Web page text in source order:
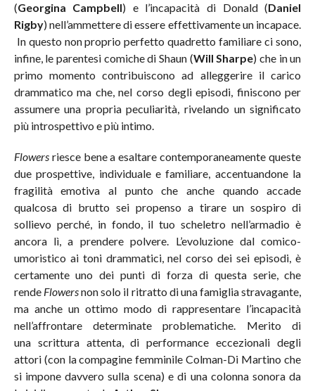
(Georgina Campbell) e l’incapacità di Donald (Daniel
Rigby) nell’ammettere di essere effettivamente un incapace.
In questo non proprio perfetto quadretto familiare ci sono,
infine, le parentesi comiche di Shaun (Will Sharpe) che in un
primo momento contribuiscono ad alleggerire il carico
drammatico ma che, nel corso degli episodi, finiscono per
assumere una propria peculiarità, rivelando un significato
più introspettivo e più intimo.
Flowers riesce bene a esaltare contemporaneamente queste
due prospettive, individuale e familiare, accentuandone la
fragilità emotiva al punto che anche quando accade
qualcosa di brutto sei propenso a tirare un sospiro di
sollievo perché, in fondo, il tuo scheletro nell’armadio è
ancora lì, a prendere polvere. L’evoluzione dal comico-
umoristico ai toni drammatici, nel corso dei sei episodi, è
certamente uno dei punti di forza di questa serie, che
rende Flowersnon solo il ritratto di una famiglia stravagante,
ma anche un ottimo modo di rappresentare l’incapacità
nell’affrontare determinate problematiche. Merito di
una scrittura attenta, di performance eccezionali degli
attori (con la compagine femminile Colman-Di Martino che
si impone davvero sulla scena) e di una colonna sonora da